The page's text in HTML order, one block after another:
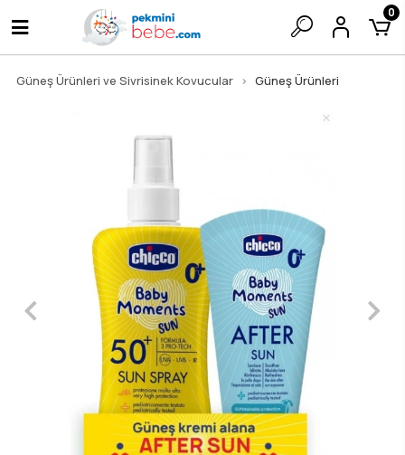
0
Güneş Ürünleri ve Sivrisinek Kovucular Güneş Ürünleri